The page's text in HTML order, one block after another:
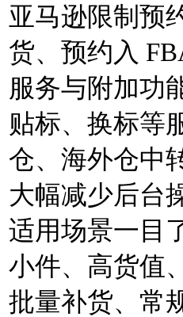
亚马逊限制预
货、预约入
服务与附加功
贴标、换标等
仓、海外仓中
大幅减少后台
适用场景一目
小件、高货值
批量补货、常